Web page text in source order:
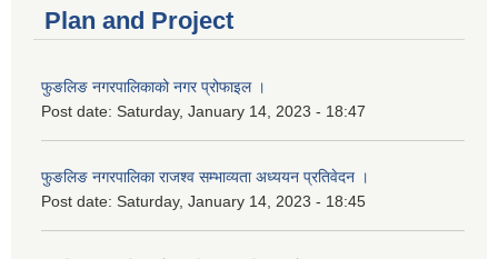
Plan and Project
फुङलिङ नगरपालिकाको नगर प्रोफाइल ।
Post date: Saturday, January 14, 2023 - 18:47
फुङलिङ नगरपालिका राजश्व सम्भाव्यता अध्ययन प्रतिवेदन ।
Post date: Saturday, January 14, 2023 - 18:45